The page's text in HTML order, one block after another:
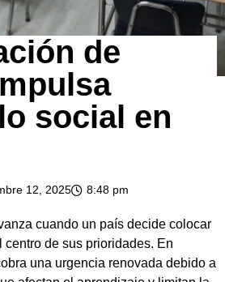
de
social en
12, 2025 8:48 pm
cuando un país decide colocar
centro de sus prioridades. En
una urgencia renovada debido a